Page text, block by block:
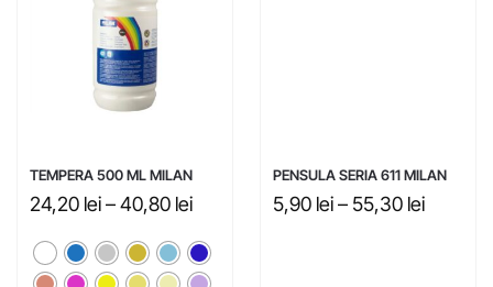
TEMPERA 500 ML MILAN
24,20 lei–40,80 lei
PENSULA SERIA 611 MILAN
5,90 lei– 55,30 lei